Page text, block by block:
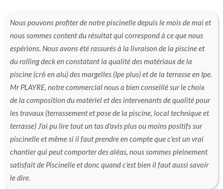
Nous pouvons profiter de notre piscinelle depuis le mois de mai et
nous sommes content du résultat qui correspond à ce que nous
espérions. Nous avons été rassurés à la livraison de la piscine et
du rolling deck en constatant la qualité des matériaux de la
piscine (cr6 en alu) des margelles (Ipe plus) et de la terrasse en Ipe.
Mr PLAYRE, notre commercial nous a bien conseillé sur le choix
de la composition du matériel et des intervenants de qualité pour
les travaux (terrassement et pose de la piscine, local technique et
terrasse) J'ai pu lire tout un tas d'avis plus ou moins positifs sur
piscinelle et même si il faut prendre en compte que c'est un vrai
chantier qui peut comporter des aléas, nous sommes pleinement
satisfait de Piscinelle et donc quand c'est bien il faut aussi savoir
le dire.